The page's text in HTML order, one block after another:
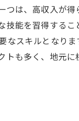
は、高収入が
能を習得する
スキルとなり
も多く、地元